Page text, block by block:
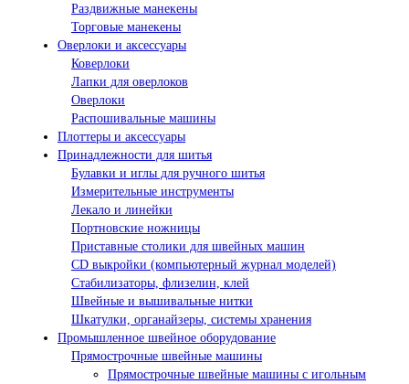
Раздвижные манекены
Торговые манекены
Оверлоки и аксессуары
Коверлоки
Лапки для оверлоков
Оверлоки
Распошивальные машины
Плоттеры и аксессуары
Принадлежности для шитья
Булавки и иглы для ручного шитья
Измерительные инструменты
Лекало и линейки
Портновские ножницы
Приставные столики для швейных машин
СD выкройки (компьютерный журнал моделей)
Стабилизаторы, флизелин, клей
Швейные и вышивальные нитки
Шкатулки, органайзеры, системы хранения
Промышленное швейное оборудование
Прямострочные швейные машины
Прямострочные швейные машины с игольным